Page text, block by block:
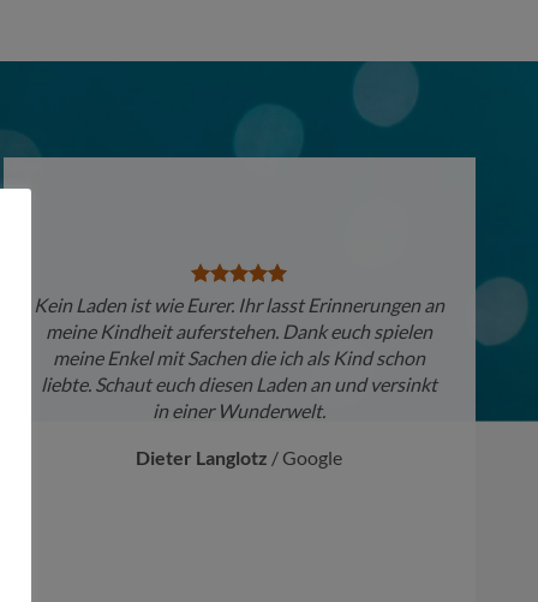
Kein Laden ist wie Eurer. Ihr lasst Erinnerungen an
meine Kindheit auferstehen. Dank euch spielen
meine Enkel mit Sachen die ich als Kind schon
liebte. Schaut euch diesen Laden an und versinkt
in einer Wunderwelt.
Dieter Langlotz / Google